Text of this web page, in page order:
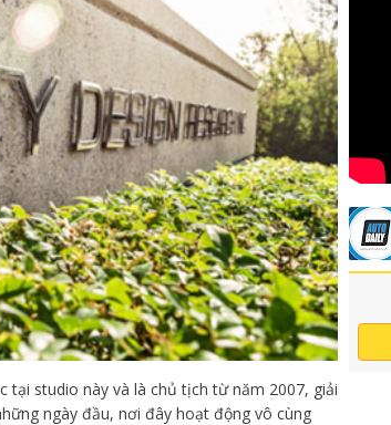
tại studio này và là chủ tịch từ năm 2007, giải
ngày đầu, nơi đây hoạt động vô cùng